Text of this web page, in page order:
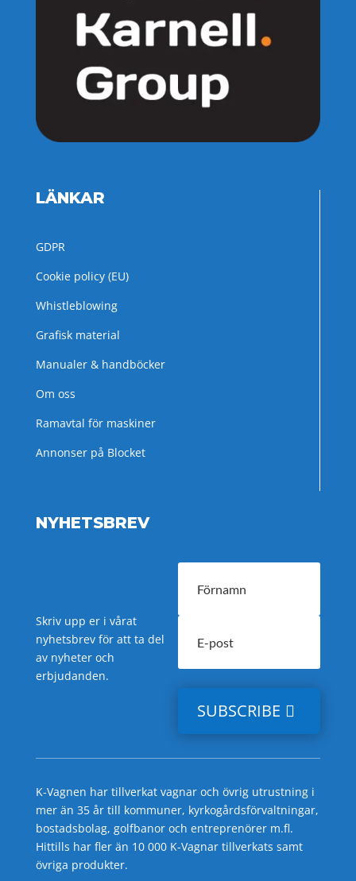
LÄNKAR
GDPR
Cookie policy (EU)
Whistleblowing
Grafisk material
Manualer & handböcker
Om oss
Ramavtal för maskiner
Annonser på Blocket
NYHETSBREV
Skriv upp er i vårat
nyhetsbrev för att ta del
av nyheter och
erbjudanden.
SUBSCRIBE
K-Vagnen har tillverkat vagnar och övrig utrustning i
mer än 35 år till kommuner, kyrkogårdsförvaltningar,
bostadsbolag, golfbanor och entreprenörer m.fl.
Hittills har fler än 10 000 K-Vagnar tillverkats samt
övriga produkter.